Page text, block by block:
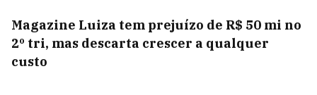
Magazine Luiza tem prejuízo de R$ 50 mi no
2º tri, mas descarta crescer a qualquer
custo